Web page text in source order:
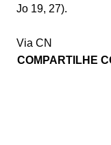
Jo 19, 27).
Via CN
COMPARTILHE